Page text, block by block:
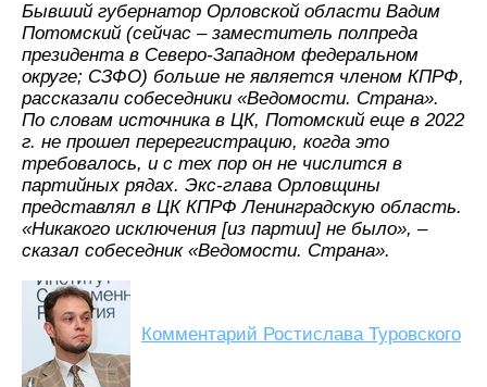
Бывший губернатор Орловской области Вадим
Потомский (сейчас – заместитель полпреда
президента в Северо-Западном федеральном
округе; СЗФО) больше не является членом КПРФ,
рассказали собеседники «Ведомости. Страна».
По словам источника в ЦК, Потомский еще в 2022
г. не прошел перерегистрацию, когда это
требовалось, и с тех пор он не числится в
партийных рядах. Экс-глава Орловщины
представлял в ЦК КПРФ Ленинградскую область.
«Никакого исключения [из партии] не было», –
сказал собеседник «Ведомости. Страна».
Комментарий Ростислава Туровского